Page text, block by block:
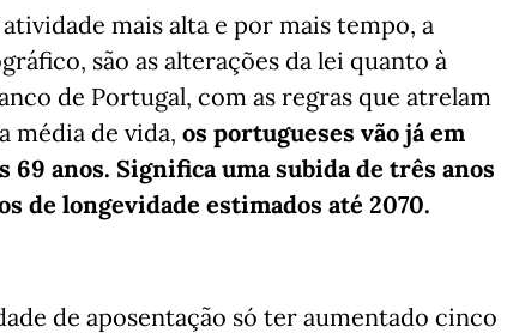
mais alta e por mais tempo, a
são as alterações da lei quanto à
de Portugal, com as regras que atrelam
média de vida, os portugueses vão já em
anos. Significa uma subida de três anos
de longevidade estimados até 2070.
de aposentação só ter aumentado cinco